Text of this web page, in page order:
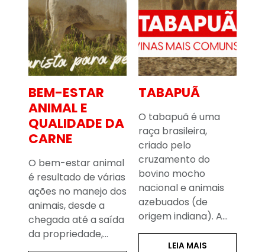
TABAPUÃ
O tabapuã é uma
raça brasileira,
criado pelo
cruzamento do
bovino mocho
nacional e animais
azebuados (de
origem indiana). A…
NELORE
O Brasil, segundo a
Associação Brasileira
de Indústrias
Exportadoras de
Carnes (ABIEC), no
ano de 2020,
produziu cerca de
10…
LEIA MAIS